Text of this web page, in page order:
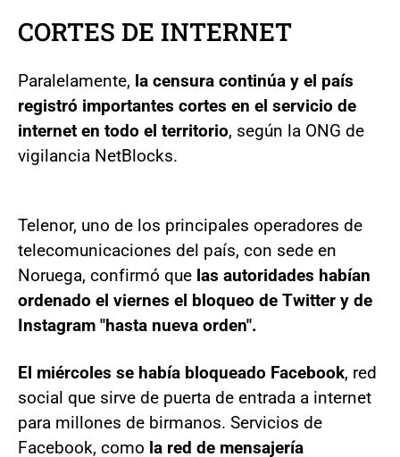
CORTES DE INTERNET
Paralelamente, la censura continúa y el país
registró importantes cortes en el servicio de
internet en todo el territorio, según la ONG de
vigilancia NetBlocks.
Telenor, uno de los principales operadores de
telecomunicaciones del país, con sede en
Noruega, confirmó que las autoridades habían
ordenado el viernes el bloqueo de Twitter y de
Instagram "hasta nueva orden".
El miércoles se había bloqueado Facebook, red
social que sirve de puerta de entrada a internet
para millones de birmanos. Servicios de
Facebook, como la red de mensajería